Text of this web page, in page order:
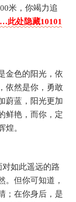
米，你竭力追
此处隐藏10101
金色的阳光，依
依然是你，勇敢
蔚蓝，阳光更加
鲜艳，而你，定
煌。
如此遥远的路
。但你可知道，
；在你身后，是